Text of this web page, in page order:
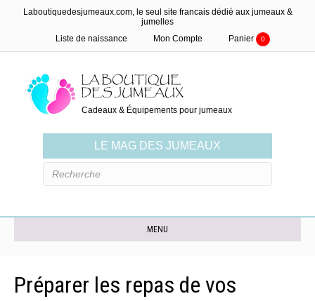
Laboutiquedesjumeaux.com, le seul site francais dédié aux jumeaux &
jumelles
Liste de naissance
Mon Compte Panier 0
Cadeaux & Équipements pour jumeaux
LE MAG DES JUMEAUX
MENU
Préparer les repas de vos